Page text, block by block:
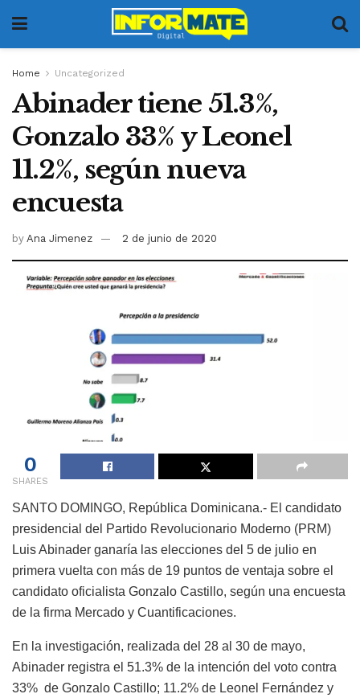
Home Uncategorized
Abinader tiene 51.3%,
Gonzalo 33% y Leonel
11.2%, según nueva
encuesta
by Ana Jimenez 2 de junio de 2020
0
SHARES
SANTO DOMINGO, República Dominicana.- El candidato
presidencial del Partido Revolucionario Moderno (PRM)
Luis Abinader ganaría las elecciones del 5 de julio en
primera vuelta con más de 19 puntos de ventaja sobre el
candidato oficialista Gonzalo Castillo, según una encuesta
de la firma Mercado y Cuantificaciones.
En la investigación, realizada del 28 al 30 de mayo,
Abinader registra el 51.3% de la intención del voto contra
33% de Gonzalo Castillo; 11.2% de Leonel Fernández y